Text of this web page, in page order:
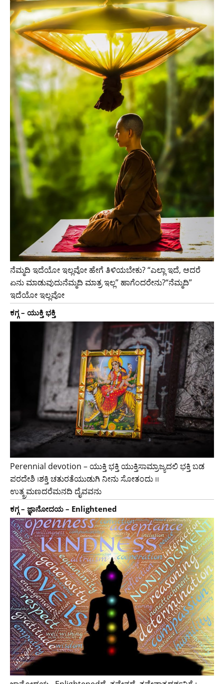
ನೆಮ್ಮದಿ ಇದೆಯೋ ಇಲ್ಲವೋ ಹೇಗೆ ತಿಳಿಯಬೇಕು? “ಎಲ್ಲಾ ಇದೆ, ಆದರೆ
ಏನು ಮಾಡುವುದುನೆಮ್ಮದಿ ಮಾತ್ರ ಇಲ್ಲ” ಹಾಗೆಂದರೇನು?“ನೆಮ್ಮದಿ”
ಇದೆಯೋ ಇಲ್ಲವೋ
ಕಗ್ಗ – ಯುಕ್ತಿ ಭಕ್ತಿ
Perennial devotion – ಯುಕ್ತಿ ಭಕ್ತಿ ಯುಕ್ತಿಸಾಮ್ರಾಜ್ಯದಲಿ ಭಕ್ತಿ ಬಡ
ಪರದೇಶಿ ।ಶಕ್ತಿ ಚತುರತೆಯುಡುಗಿ ನೀನು ಸೋತಂದು ।।
ಉತ್ಕ್ರಮಣದರೆಮನದಿ ದೈವವನು
ಕಗ್ಗ – ಜ್ಞಾನೋದಯ – Enlightened